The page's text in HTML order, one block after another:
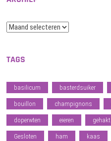
Archief
TAGS
basilicum basterdsuiker
bouillon champignons
doperwten eieren gehakt
Gesloten ham kaas